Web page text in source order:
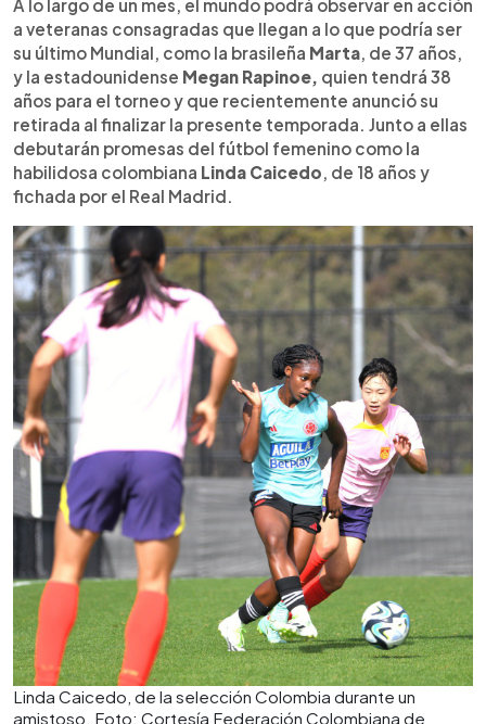
A lo largo de un mes, el mundo podrá observar en acción
a veteranas consagradas que llegan a lo que podría ser
su último Mundial, como la brasileña Marta, de 37 años,
y la estadounidense Megan Rapinoe, quien tendrá 38
años para el torneo y que recientemente anunció su
retirada al finalizar la presente temporada. Junto a ellas
debutarán promesas del fútbol femenino como la
habilidosa colombiana Linda Caicedo, de 18 años y
fichada por el Real Madrid.
Linda Caicedo, de la selección Colombia durante un
amistoso. Foto: Cortesía Federación Colombiana de